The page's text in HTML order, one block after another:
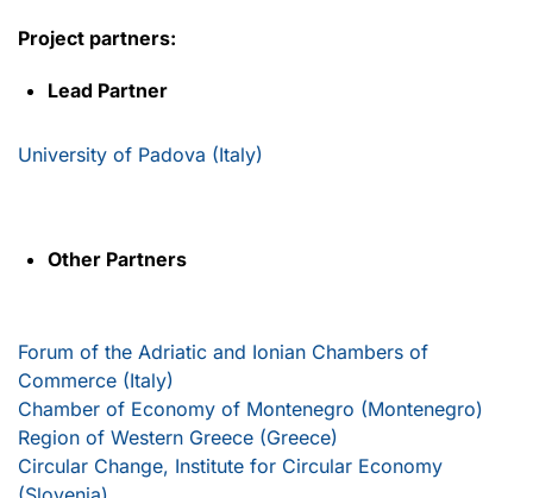
Project partners:
Lead Partner
University of Padova (Italy)
Other Partners
Forum of the Adriatic and Ionian Chambers of
Commerce (Italy)
Chamber of Economy of Montenegro (Montenegro)
Region of Western Greece (Greece)
Circular Change, Institute for Circular Economy